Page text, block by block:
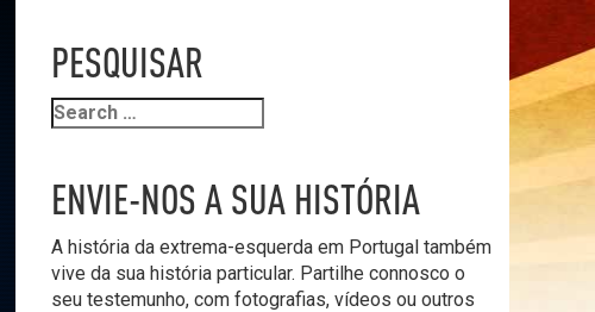
PESQUISAR
ENVIE-NOS A SUA HISTÓRIA
A história da extrema-esquerda em Portugal também
vive da sua história particular. Partilhe connosco o
seu testemunho, com fotografias, vídeos ou outros